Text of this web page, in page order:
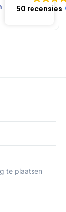
50 recensies
te plaatsen